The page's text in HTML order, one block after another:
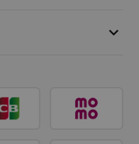
keyboard_arrow_down